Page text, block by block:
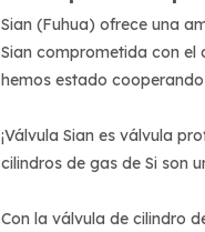
Sian (Fuhua) ofrece una
Sian comprometida con el
hemos estado
¡Válvula Sian es válvula
cilindros de gas de Si son
Con la válvula de cilindro